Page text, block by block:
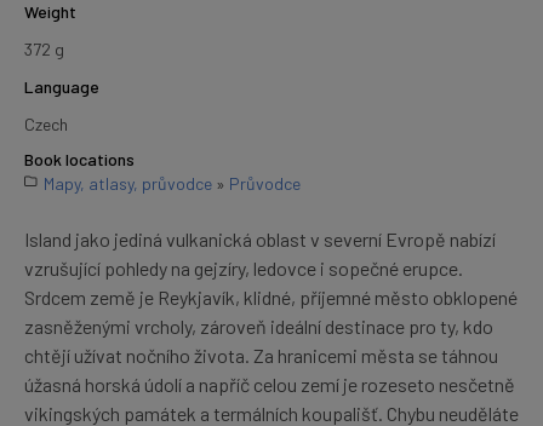
Weight
372 g
Language
Czech
Book locations
Mapy, atlasy, průvodce » Průvodce
Island jako jediná vulkanická oblast v severní Evropě nabízí
vzrušující pohledy na gejzíry, ledovce i sopečné erupce.
Srdcem země je Reykjavík, klidné, příjemné město obklopené
zasněženými vrcholy, zároveň ideální destinace pro ty, kdo
chtějí užívat nočního života. Za hranicemi města se táhnou
úžasná horská údolí a napříč celou zemí je rozeseto nesčetně
vikingských památek a termálních koupališť. Chybu neuděláte